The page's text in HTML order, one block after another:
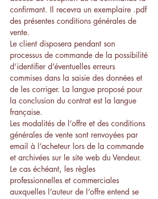
confirmant. Il recevra un exemplaire .pdf
des présentes conditions générales de
vente.
Le client disposera pendant son
processus de commande de la possibilité
d’identifier d’éventuelles erreurs
commises dans la saisie des données et
de les corriger. La langue proposé pour
la conclusion du contrat est la langue
française.
Les modalités de l’offre et des conditions
générales de vente sont renvoyées par
email à l’acheteur lors de la commande
et archivées sur le site web du Vendeur.
Le cas échéant, les règles
professionnelles et commerciales
auxquelles l’auteur de l’offre entend se